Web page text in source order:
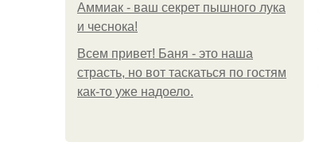
Аммиак - ваш секрет пышного лука
и чеснока!
Всем привет! Баня - это наша
страсть, но вот таскаться по гостям
как-то уже надоело.